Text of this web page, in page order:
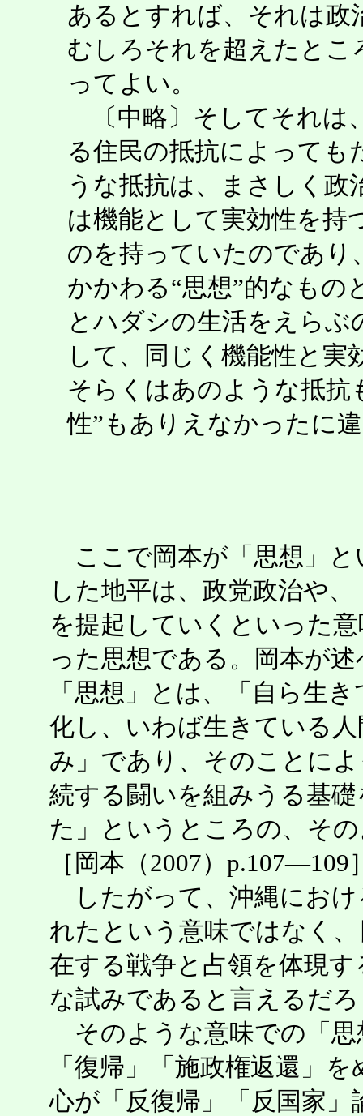
あるとすれば、それは政
むしろそれを超えたとこ
ってよい。
〔中略〕そしてそれは
る住民の抵抗によって
うな抵抗は、まさしく
は機能として実効性を持
のを持っていたのであり
かかわる“思想”的なもの
とハダシの生活をえら
して、同じく機能性と
そらくはあのような抵抗
性”もありえなかったに
ここで岡本が「思想」と
した地平は、政党政治や
を提起していくといった
った思想である。岡本が
「思想」とは、「自ら生
化し、いわば生きている
み」であり、そのことに
続する闘いを組みうる基
た」というところの、そ
［岡本（2007）p.107―109
したがって、沖縄におけ
れたという意味ではなく
在する戦争と占領を体現
な試みであると言えるだ
そのような意味での「思
「復帰」「施政権返還」
心が「反復帰」「反国家